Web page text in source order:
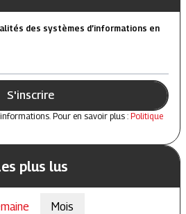
des systèmes d’informations en
S'inscrire
Pour en savoir plus : Politique
plus lus
Mois